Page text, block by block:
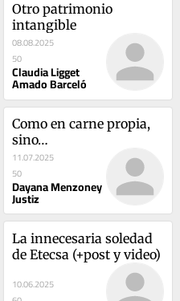
Otro patrimonio
intangible
08.08.2025
50
Claudia Ligget
Amado Barceló
Como en carne propia,
sino…
11.07.2025
50
Dayana Menzoney
Justiz
La innecesaria soledad
de Etecsa (+post y video)
10.06.2025